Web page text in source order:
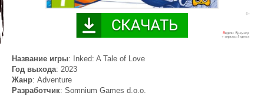
Название игры: Inked: A Tale of Love
Год выхода: 2023
Жанр: Adventure
Разработчик: Somnium Games d.o.o.